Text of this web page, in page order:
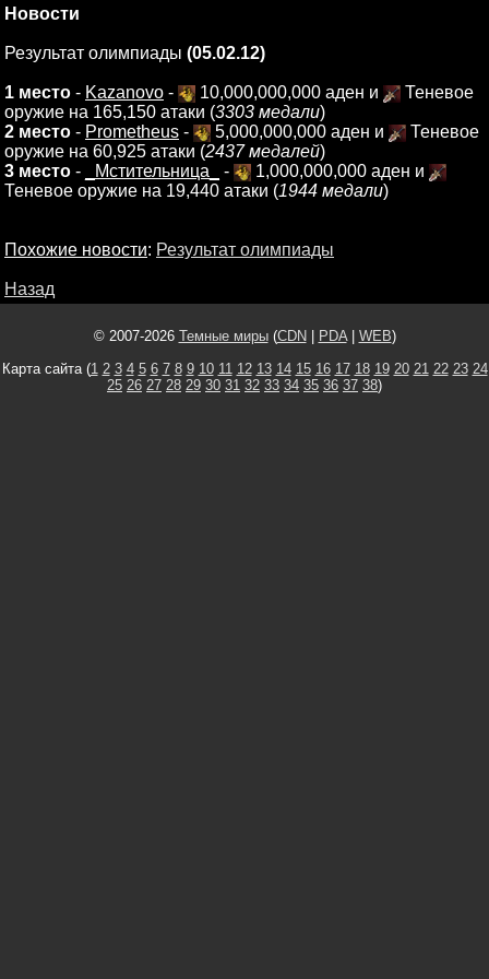
Новости
Результат олимпиады (05.02.12)
1 место - Kazanovo - 10,000,000,000 аден и
Теневое
оружие на 165,150 атаки (3303 медали)
2 место - Prometheus - 5,000,000,000 аден и
Теневое
оружие на 60,925 атаки (2437 медалей)
3 место - _Мстительница_ -
1,000,000,000 аден и
Теневое оружие на 19,440 атаки (1944 медали)
Похожие новости: Результат олимпиады
Назад
© 2007-2026 Темные миры(CDN PDA| WEB)
Карта сайта (1 2 3 4 5 6 7 8 9 10 11 12 13 14 15 16 17 18 19 20 21 22 23 24
25 26 27 28 29 30 31 32 33 34 35 36 37 38)